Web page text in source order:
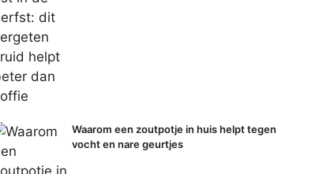
Waarom een zoutpotje in huis helpt tegen
vocht en nare geurtjes